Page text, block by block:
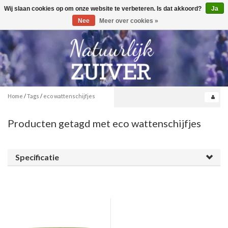
Toggle
0
Home /Tags / eco wattenschijfjes
Producten getagd met eco wattenschijfjes
Specificatie
Wij slaan cookies op om onze website te verbeteren. Is dat akkoord?
Ja
Nee
Meer over cookies »